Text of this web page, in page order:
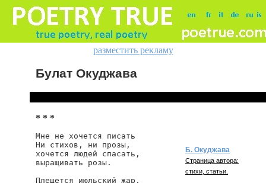
разместить рекламу
Булат Окуджава
* * *
Мне не хочется писать
Ни стихов, ни прозы,
хочется людей спасать,
выращивать розы.
Плещется июльский жар,
Б. Окуджава
Страница автора:
стихи, статьи.